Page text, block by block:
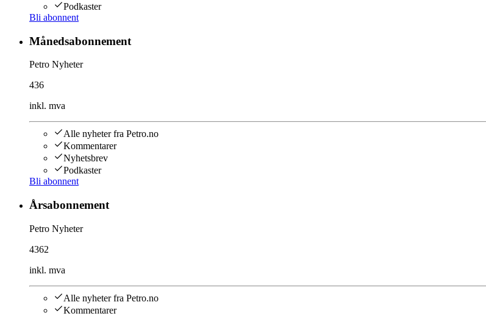
Podkaster
Bli abonnent
Månedsabonnement
Petro Nyheter
436
inkl. mva
Alle nyheter fra Petro.no
Kommentarer
Nyhetsbrev
Podkaster
Bli abonnent
Årsabonnement
Petro Nyheter
4362
inkl. mva
Alle nyheter fra Petro.no
Kommentarer